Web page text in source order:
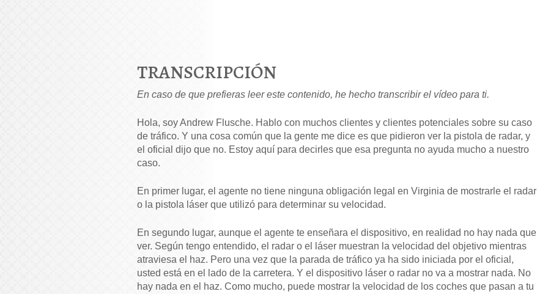
TRANSCRIPCIÓN
En caso de que prefieras leer este contenido, he hecho transcribir el vídeo para ti.
Hola, soy Andrew Flusche. Hablo con muchos clientes y clientes potenciales sobre su caso
de tráfico. Y una cosa común que la gente me dice es que pidieron ver la pistola de radar, y
el oficial dijo que no. Estoy aquí para decirles que esa pregunta no ayuda mucho a nuestro
caso.
En primer lugar, el agente no tiene ninguna obligación legal en Virginia de mostrarle el radar
o la pistola láser que utilizó para determinar su velocidad.
En segundo lugar, aunque el agente te enseñara el dispositivo, en realidad no hay nada que
ver. Según tengo entendido, el radar o el láser muestran la velocidad del objetivo mientras
atraviesa el haz. Pero una vez que la parada de tráfico ya ha sido iniciada por el oficial,
usted está en el lado de la carretera. Y el dispositivo láser o radar no va a mostrar nada. No
hay nada en el haz. Como mucho, puede mostrar la velocidad de los coches que pasan a tu